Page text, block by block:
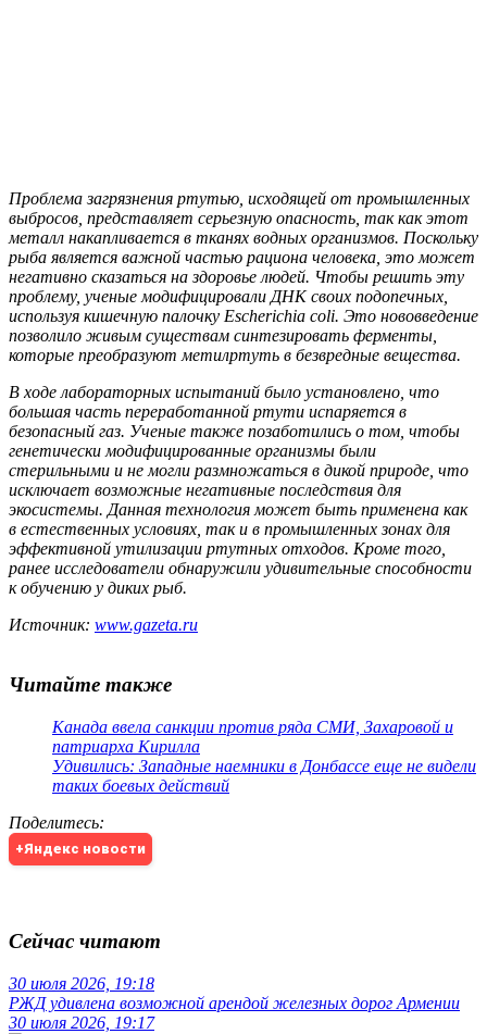
Проблема загрязнения ртутью, исходящей от промышленных
выбросов, представляет серьезную опасность, так как этот
металл накапливается в тканях водных организмов. Поскольку
рыба является важной частью рациона человека, это может
негативно сказаться на здоровье людей. Чтобы решить эту
проблему, ученые модифицировали ДНК своих подопечных,
используя кишечную палочку Escherichia coli. Это нововведение
позволило живым существам синтезировать ферменты,
которые преобразуют метилртуть в безвредные вещества.
В ходе лабораторных испытаний было установлено, что
большая часть переработанной ртути испаряется в
безопасный газ. Ученые также позаботились о том, чтобы
генетически модифицированные организмы были
стерильными и не могли размножаться в дикой природе, что
исключает возможные негативные последствия для
экосистемы. Данная технология может быть применена как
в естественных условиях, так и в промышленных зонах для
эффективной утилизации ртутных отходов. Кроме того,
ранее исследователи обнаружили удивительные способности
к обучению у диких рыб.
Источник: www.gazeta.ru
Читайте также
Канада ввела санкции против ряда СМИ, Захаровой и
патриарха Кирилла
Удивились: Западные наемники в Донбассе еще не видели
таких боевых действий
Поделитесь:
+Яндекс новости
Сейчас читают
30 июля 2026, 19:18
РЖД удивлена возможной арендой железных дорог Армении
30 июля 2026, 19:17